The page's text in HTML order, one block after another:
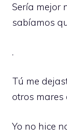
Sería mejor
sabíamos
.
Tú me
otros mares
Yo no hice